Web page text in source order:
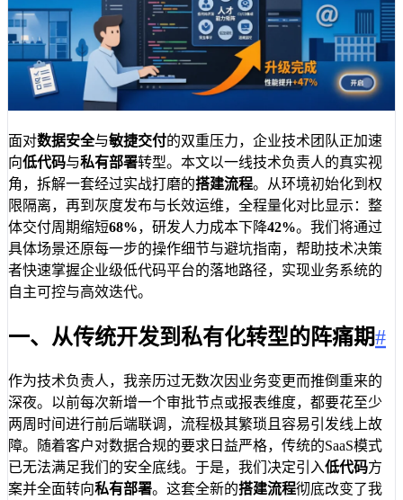
面对数据安全与敏捷交付的双重压力，企业技术团队正加速
向低代码与私有部署转型。本文以一线技术负责人的真实视
角，拆解一套经过实战打磨的搭建流程。从环境初始化到权
限隔离，再到灰度发布与长效运维，全程量化对比显示：整
体交付周期缩短68%，研发人力成本下降42%。我们将通过
具体场景还原每一步的操作细节与避坑指南，帮助技术决策
者快速掌握企业级低代码平台的落地路径，实现业务系统的
自主可控与高效迭代。
一、从传统开发到私有化转型的阵痛期#
作为技术负责人，我亲历过无数次因业务变更而推倒重来的
深夜。以前每次新增一个审批节点或报表维度，都要花至少
两周时间进行前后端联调，流程极其繁琐且容易引发线上故
障。随着客户对数据合规的要求日益严格，传统的SaaS模式
已无法满足我们的安全底线。于是，我们决定引入低代码方
案并全面转向私有部署。这套全新的搭建流程彻底改变了我